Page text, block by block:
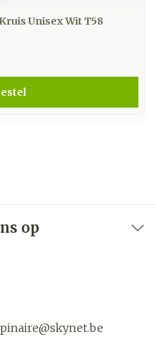
Unisex Wit T58
op
skynet.be